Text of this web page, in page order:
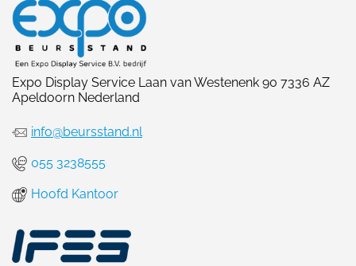
Expo Display Service Laan van Westenenk 90 7336 AZ
Apeldoorn Nederland
info@beursstand.nl
055 3238555
Hoofd Kantoor